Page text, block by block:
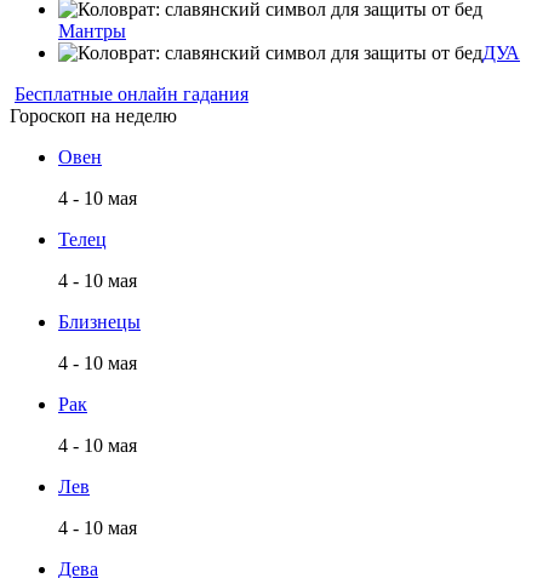
Мантры
ДУА
Бесплатные онлайн гадания
Гороскоп на неделю
Овен
4 - 10 мая
Телец
4 - 10 мая
Близнецы
4 - 10 мая
Рак
4 - 10 мая
Лев
4 - 10 мая
Дева